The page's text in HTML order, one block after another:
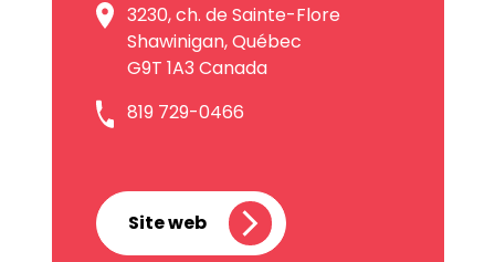
3230, ch. de Sainte-Flore
Shawinigan, Québec
G9T 1A3 Canada
819 729-0466
Site web